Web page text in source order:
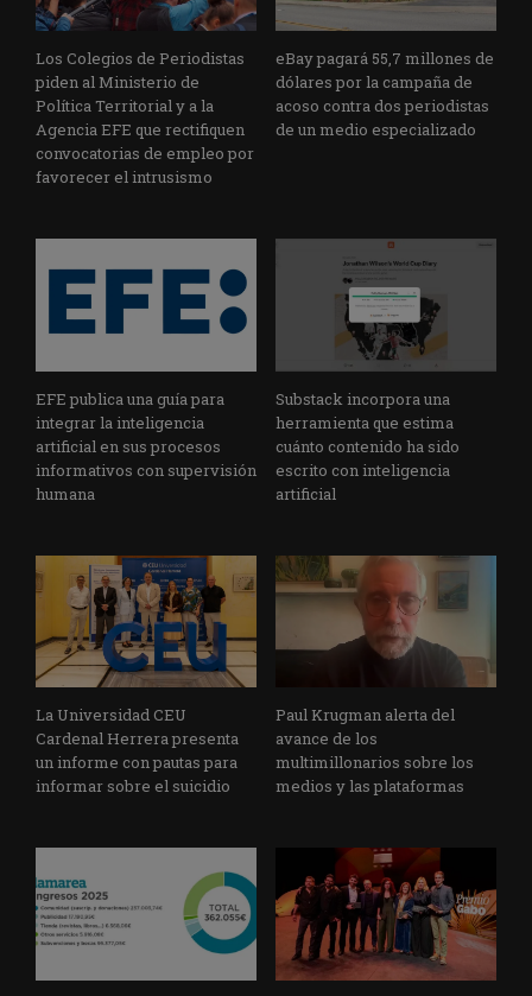
Los Colegios de Periodistas
piden al Ministerio de
Política Territorial y a la
Agencia EFE que rectifiquen
convocatorias de empleo por
favorecer el intrusismo
eBay pagará 55,7 millones de
dólares por la campaña de
acoso contra dos periodistas
de un medio especializado
EFE publica una guía para
integrar la inteligencia
artificial en sus procesos
informativos con supervisión
humana
Substack incorpora una
herramienta que estima
cuánto contenido ha sido
escrito con inteligencia
artificial
La Universidad CEU
Cardenal Herrera presenta
un informe con pautas para
informar sobre el suicidio
Paul Krugman alerta del
avance de los
multimillonarios sobre los
medios y las plataformas